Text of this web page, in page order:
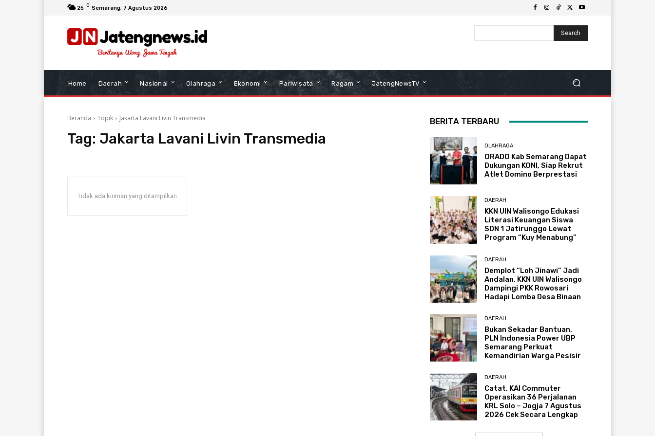
25 C Semarang, 7 Agustus 2026
Search
Home Daerah Nasional Olahraga Ekonomi Pariwisata Ragam JatengNewsTV
Beranda Topik Jakarta Lavani Livin Transmedia
Tag: Jakarta Lavani Livin Transmedia
Tidak ada kiriman yang ditampilkan
BERITA TERBARU
OLAHRAGA
ORADO Kab Semarang Dapat
Dukungan KONI, Siap Rekrut
Atlet Domino Berprestasi
DAERAH
KKN UIN Walisongo Edukasi
Literasi Keuangan Siswa
SDN 1 Jatirunggo Lewat
Program “Kuy Menabung”
DAERAH
Demplot “Loh Jinawi” Jadi
Andalan, KKN UIN Walisongo
Dampingi PKK Rowosari
Hadapi Lomba Desa Binaan
DAERAH
Bukan Sekadar Bantuan,
PLN Indonesia Power UBP
Semarang Perkuat
Kemandirian Warga Pesisir
DAERAH
Catat, KAI Commuter
Operasikan 36 Perjalanan
KRL Solo – Jogja 7 Agustus
2026 Cek Secara Lengkap